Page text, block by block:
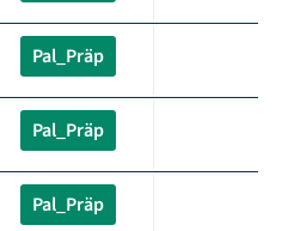
Pal_Präp
Pal_Präp
Pal_Präp